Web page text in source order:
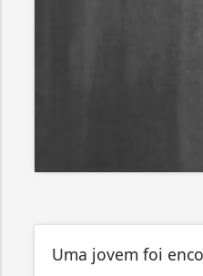
Uma jovem foi